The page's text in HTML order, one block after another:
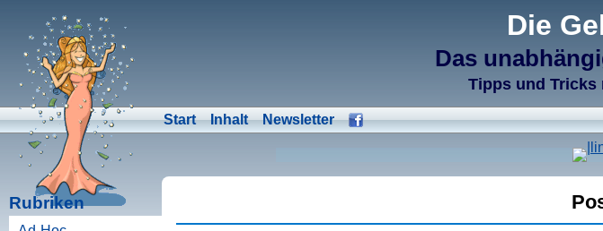
Die
Das
Tipps und Tricks
Start Inhalt Newsletter
Rubriken